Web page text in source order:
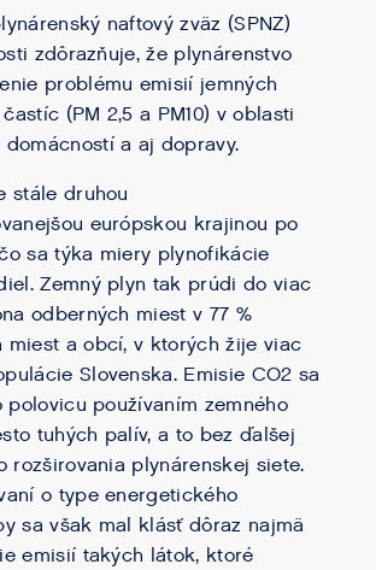
naftový zväz (SPNZ)
zdôrazňuje, že plynárenstvo
problému emisií jemných
(PM 2,5 a PM10) v oblasti
domácností a aj dopravy.
stále druhou
európskou krajinou po
sa týka miery plynofikácie
Zemný plyn tak prúdi do viac
odberných miest v 77 %
miest a obcí, v ktorých žije viac
Slovenska. Emisie CO2 sa
polovicu používaním zemného
tuhých palív, a to bez ďalšej
rozširovania plynárenskej siete.
o type energetického
sa však mal klásť dôraz najmä
emisií takých látok, ktoré